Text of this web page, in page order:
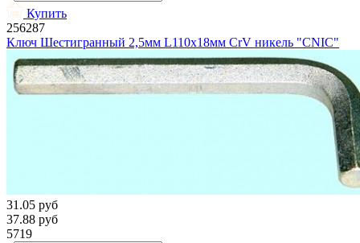
Купить
256287
Ключ Шестигранный 2,5мм L110х18мм CrV никель "CNIC"
31.05 руб
37.88 руб
5719